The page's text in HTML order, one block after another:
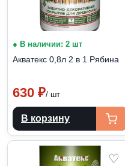
● В наличии: 2 шт
Акватекс 0,8л 2 в 1 Рябина
630 ₽/ шт
В корзину
♡